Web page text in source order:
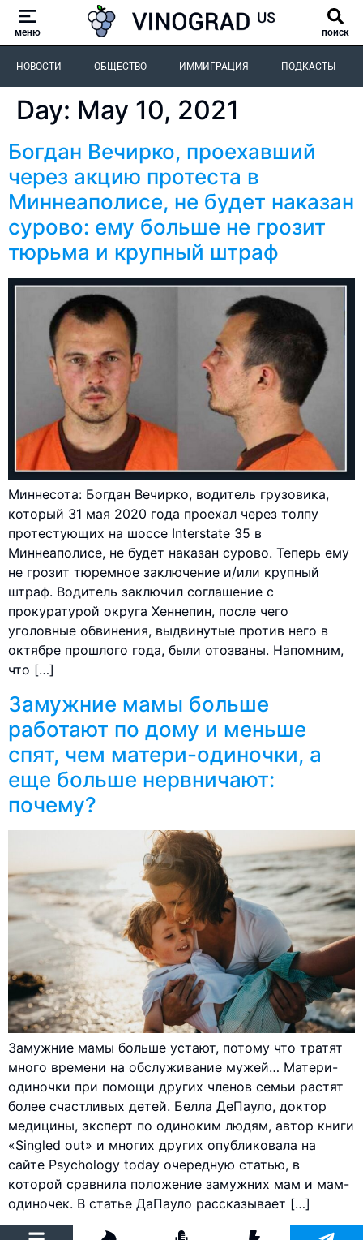
меню поиск
НОВОСТИ ОБЩЕСТВО ИММИГРАЦИЯ ПОДКАСТЫ
Day: May 10, 2021
Богдан Вечирко, проехавший
через акцию протеста в
Миннеаполисе, не будет наказан
сурово: ему больше не грозит
тюрьма и крупный штраф
Миннесота: Богдан Вечирко, водитель грузовика,
который 31 мая 2020 года проехал через толпу
протестующих на шоссе Interstate 35 в
Миннеаполисе, не будет наказан сурово. Теперь ему
не грозит тюремное заключение и/или крупный
штраф. Водитель заключил соглашение с
прокуратурой округа Хеннепин, после чего
уголовные обвинения, выдвинутые против него в
октябре прошлого года, были отозваны. Напомним,
что […]
Замужние мамы больше
работают по дому и меньше
спят, чем матери-одиночки, а
еще больше нервничают:
почему?
Замужние мамы больше устают, потому что тратят
много времени на обслуживание мужей… Матери-
одиночки при помощи других членов семьи растят
более счастливых детей. Белла ДеПауло, доктор
медицины, эксперт по одиноким людям, автор книги
«Singled out» и многих других опубликовала на
сайте Psychology today очередную статью, в
которой сравнила положение замужних мам и мам-
одиночек. В статье ДаПауло рассказывает […]